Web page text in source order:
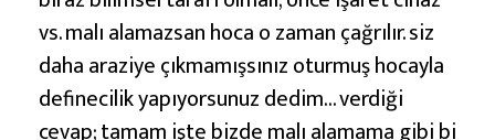
vs. malı alamazsan hoca o zaman çağrılır. siz
daha araziye çıkmamışsınız oturmuş hocayla
definecilik yapıyorsunuz dedim… verdiği
cevap; tamam işte bizde malı alamama gibi bi